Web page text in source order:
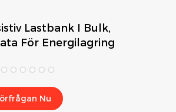
Lastbank I Bulk,
För Energilagring
Nu